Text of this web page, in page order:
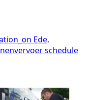
Ede,
schedule